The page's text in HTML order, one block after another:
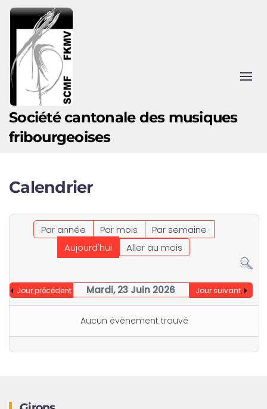
Accéder au contenu principal
Société cantonale des musiques
fribourgeoises
Calendrier
Par année Par mois
Par semaine
Aujourd'hui
Aller au mois
Jour précédent Mardi, 23 Juin 2026 Jour suivant
Aucun évènement trouvé